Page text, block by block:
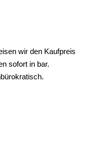
wir den Kaufpreis
sofort in bar.